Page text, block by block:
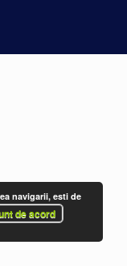
navigarii, esti de
de acord